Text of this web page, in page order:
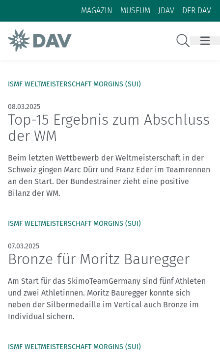
Zum Inhalt
Zur Footer-Navigation
MAGAZIN MUSEUM JDAV DER DAV
ISMF WELTMEISTERSCHAFT MORGINS (SUI)
08.03.2025
Top-15 Ergebnis zum Abschluss
der WM
Beim letzten Wettbewerb der Weltmeisterschaft in der
Schweiz gingen Marc Dürr und Franz Eder im Teamrennen
an den Start. Der Bundestrainer zieht eine positive
Bilanz der WM.
ISMF WELTMEISTERSCHAFT MORGINS (SUI)
07.03.2025
Bronze für Moritz Bauregger
Am Start für das SkimoTeamGermany sind fünf Athleten
und zwei Athletinnen. Moritz Bauregger konnte sich
neben der Silbermedaille im Vertical auch Bronze im
Individual sichern.
ISMF WELTMEISTERSCHAFT MORGINS (SUI)